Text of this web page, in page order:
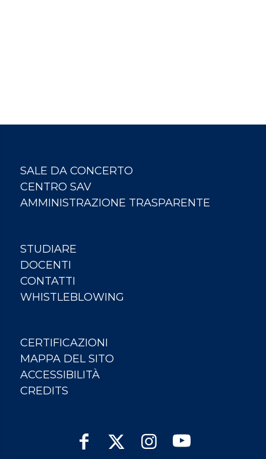
SALE DA CONCERTO
CENTRO SAV
AMMINISTRAZIONE TRASPARENTE
STUDIARE
DOCENTI
CONTATTI
WHISTLEBLOWING
CERTIFICAZIONI
MAPPA DEL SITO
ACCESSIBILITÀ
CREDITS